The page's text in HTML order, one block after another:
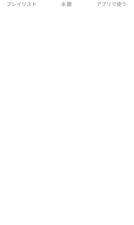
プレイリスト 本棚 アプリで使う